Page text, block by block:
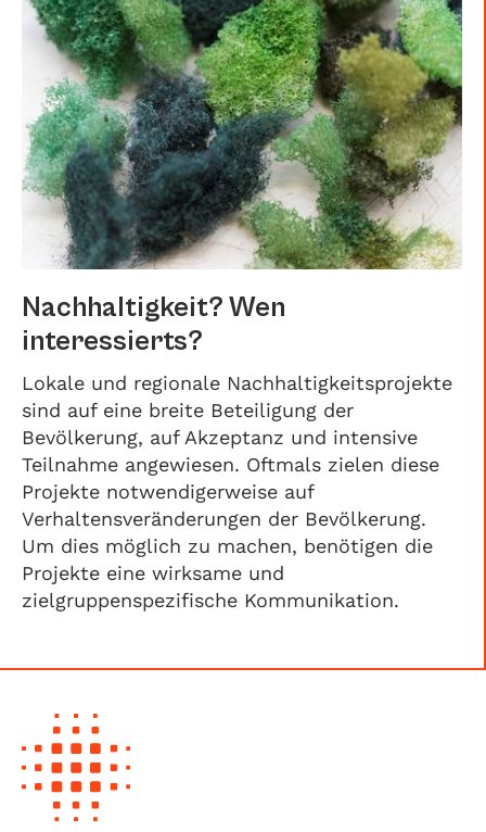
Nachhaltigkeit? Wen
interessierts?
Lokale und regionale Nachhaltigkeitsprojekte
sind auf eine breite Beteiligung der
Bevölkerung, auf Akzeptanz und intensive
Teilnahme angewiesen. Oftmals zielen diese
Projekte notwendigerweise auf
Verhaltensveränderungen der Bevölkerung.
Um dies möglich zu machen, benötigen die
Projekte eine wirksame und
zielgruppenspezifische Kommunikation.